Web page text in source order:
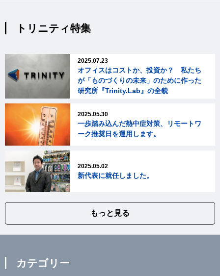
トリニティ特集
2025.07.23
オフィスはコストか、投資か？ 私たち
が「ものづくりの未来」のために作った
研究所『Trinity.Lab』の全貌
2025.05.30
一歩踏み込んだ熱中症対策、リモートワ
ーク推奨日を運用します。
2025.05.02
新代表に就任しました。
もっと見る
カテゴリー